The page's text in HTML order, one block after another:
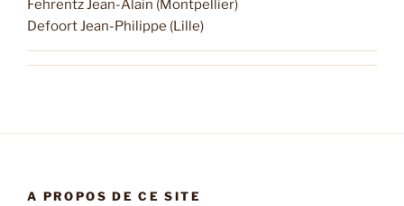
Fehrentz Jean-Alain (Montpellier)
Defoort Jean-Philippe (Lille)
A PROPOS DE CE SITE